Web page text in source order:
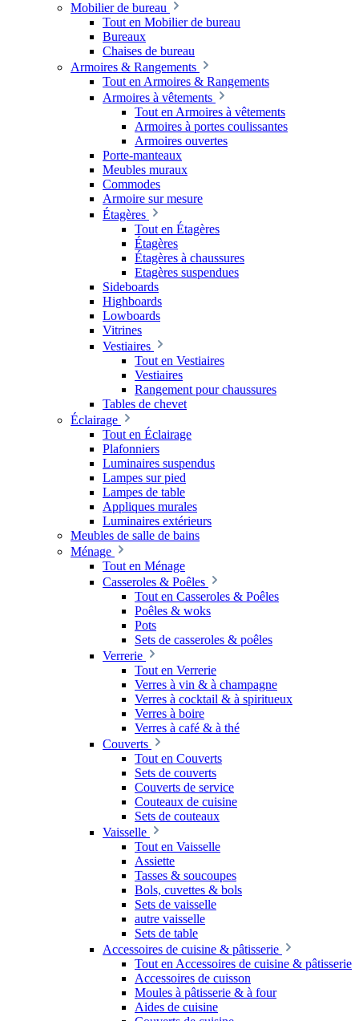
Mobilier de bureau
Tout en Mobilier de bureau
Bureaux
Chaises de bureau
Armoires & Rangements
Tout en Armoires & Rangements
Armoires à vêtements
Tout en Armoires à vêtements
Armoires à portes coulissantes
Armoires ouvertes
Porte-manteaux
Meubles muraux
Commodes
Armoire sur mesure
Étagères
Tout en Étagères
Étagères
Étagères à chaussures
Etagères suspendues
Sideboards
Highboards
Lowboards
Vitrines
Vestiaires
Tout en Vestiaires
Vestiaires
Rangement pour chaussures
Tables de chevet
Éclairage
Tout en Éclairage
Plafonniers
Luminaires suspendus
Lampes sur pied
Lampes de table
Appliques murales
Luminaires extérieurs
Meubles de salle de bains
Ménage
Tout en Ménage
Casseroles & Poêles
Tout en Casseroles & Poêles
Poêles & woks
Pots
Sets de casseroles & poêles
Verrerie
Tout en Verrerie
Verres à vin & à champagne
Verres à cocktail & à spiritueux
Verres à boire
Verres à café & à thé
Couverts
Tout en Couverts
Sets de couverts
Couverts de service
Couteaux de cuisine
Sets de couteaux
Vaisselle
Tout en Vaisselle
Assiette
Tasses & soucoupes
Bols, cuvettes & bols
Sets de vaisselle
autre vaisselle
Sets de table
Accessoires de cuisine & pâtisserie
Tout en Accessoires de cuisine & pâtisserie
Accessoires de cuisson
Moules à pâtisserie & à four
Aides de cuisine